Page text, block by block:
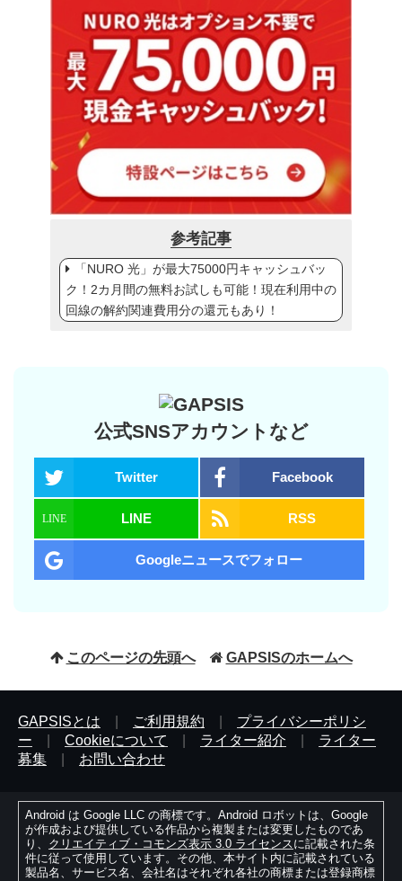
参考記事
「NURO 光」が最大75000円キャッシュバッ
ク！2カ月間の無料お試しも可能！現在利用中の
回線の解約関連費用分の還元もあり！
公式SNSアカウントなど
Twitter Facebook
LINE RSS
Googleニュースでフォロー
このページの先頭へ GAPSISのホームへ
GAPSISとは ご利用規約
プライバシーポリシ
ー
Cookieについて ライター紹介
ライター
募集
お問い合わせ
Android は Google LLC の商標です。Android ロボットは、Google
が作成および提供している作品から複製または変更したものであ
り、 クリエイティブ・コモンズ表示 3.0 ライセンスに記載された条
件に従って使用しています。その他、本サイト内に記載されている
製品名、サービス名、会社名はそれぞれ各社の商標または登録商標